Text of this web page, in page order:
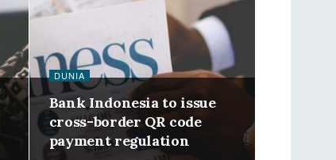
DUNIA
Bank Indonesia to issue
cross-border QR code
payment regulation